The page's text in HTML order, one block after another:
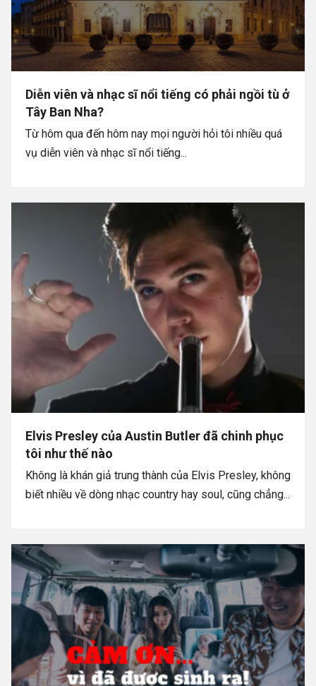
Diễn viên và nhạc sĩ nổi tiếng có phải ngồi tù ở
Tây Ban Nha?
Từ hôm qua đến hôm nay mọi người hỏi tôi nhiều quá
vụ diễn viên và nhạc sĩ nổi tiếng...
Elvis Presley của Austin Butler đã chinh phục
tôi như thế nào
Không là khán giả trung thành của Elvis Presley, không
biết nhiều về dòng nhạc country hay soul, cũng chẳng...